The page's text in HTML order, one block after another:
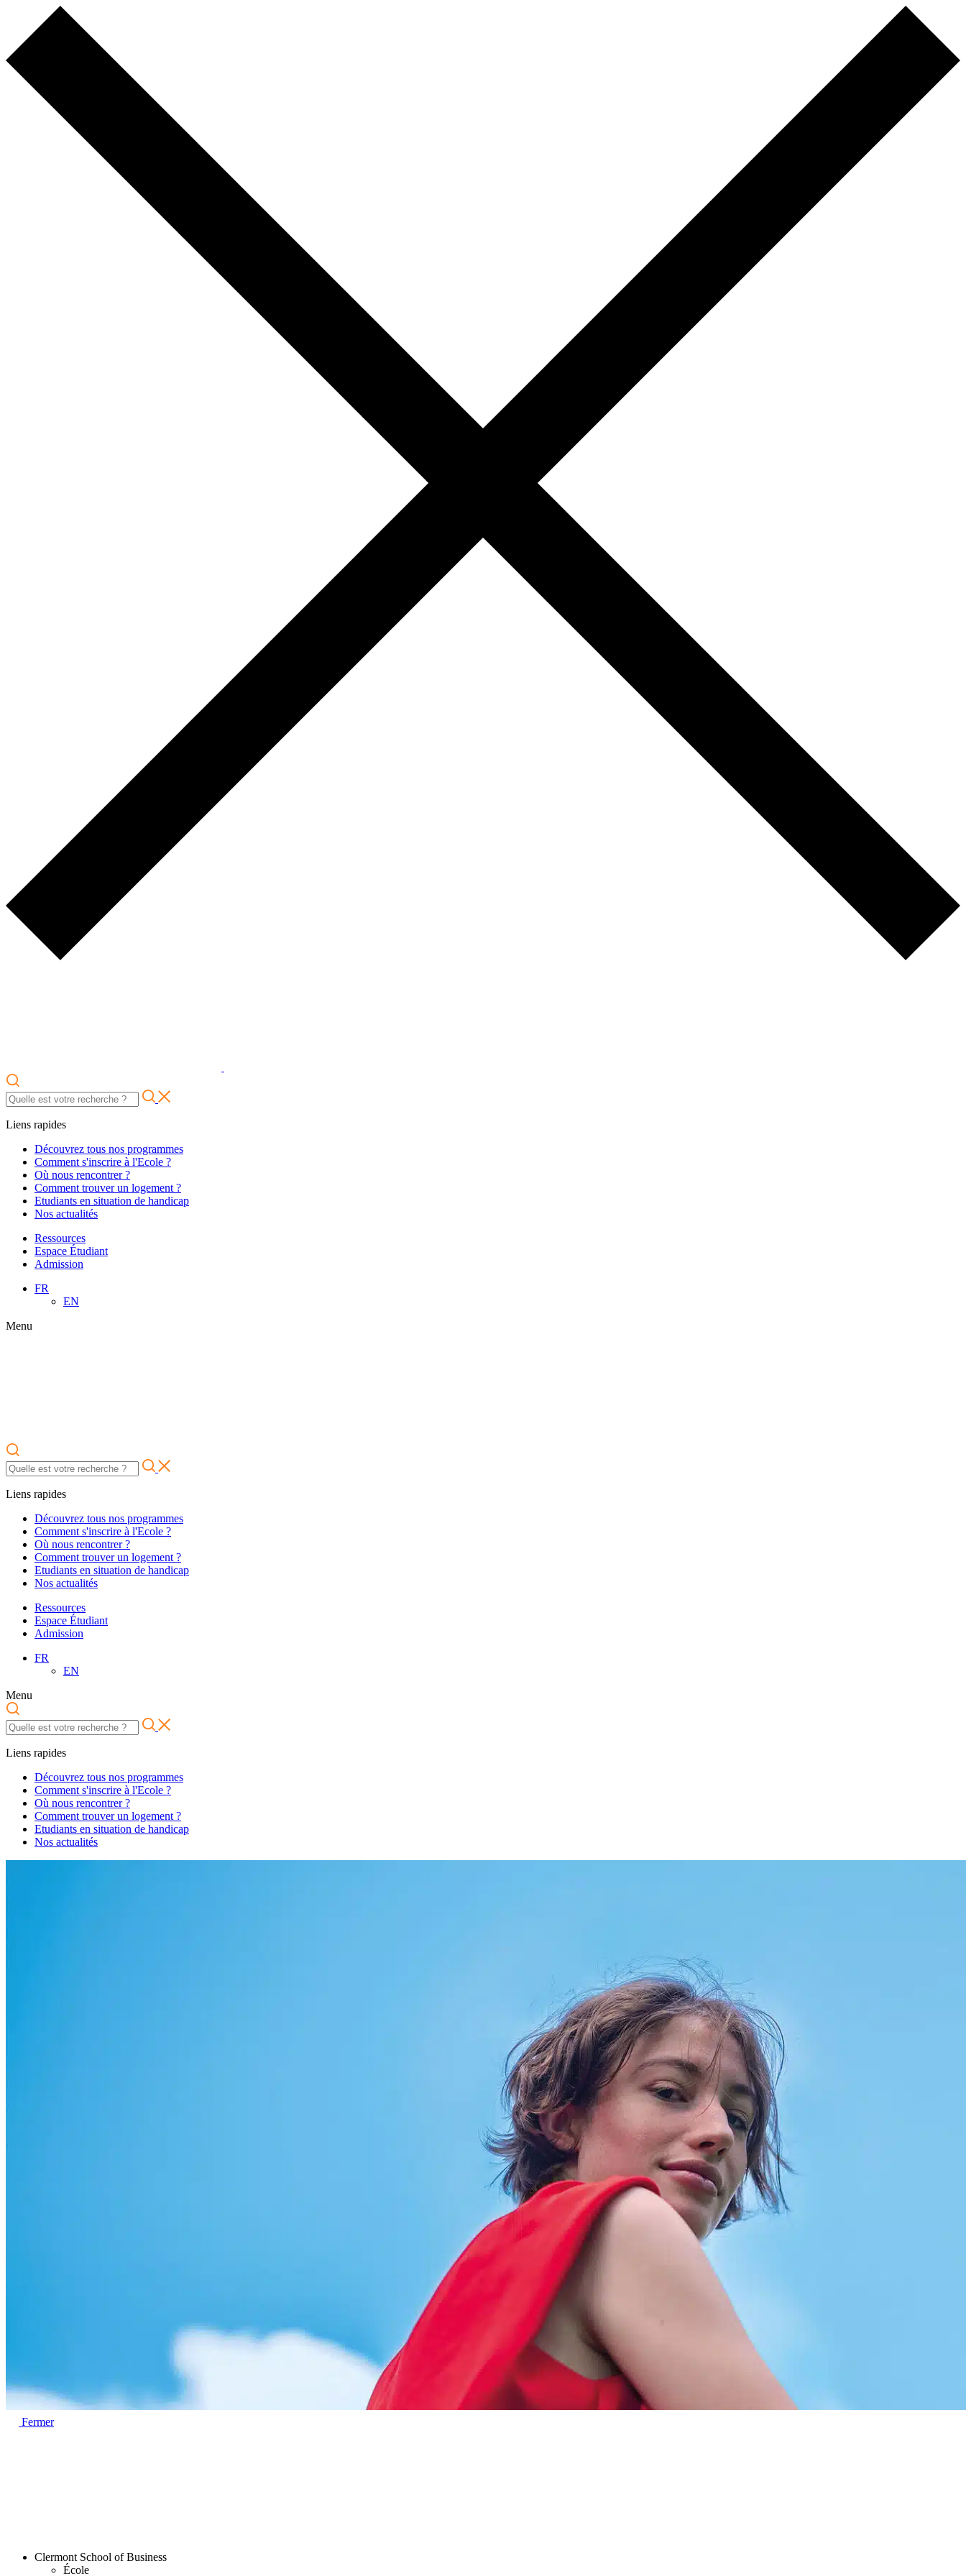
Liens rapides
Découvrez tous nos programmes
Comment s'inscrire à l'Ecole ?
Où nous rencontrer ?
Comment trouver un logement ?
Etudiants en situation de handicap
Nos actualités
Ressources
Espace Étudiant
Admission
FR
EN
Menu
Liens rapides
Découvrez tous nos programmes
Comment s'inscrire à l'Ecole ?
Où nous rencontrer ?
Comment trouver un logement ?
Etudiants en situation de handicap
Nos actualités
Ressources
Espace Étudiant
Admission
FR
EN
Menu
Liens rapides
Découvrez tous nos programmes
Comment s'inscrire à l'Ecole ?
Où nous rencontrer ?
Comment trouver un logement ?
Etudiants en situation de handicap
Nos actualités
Fermer
Clermont School of Business
École